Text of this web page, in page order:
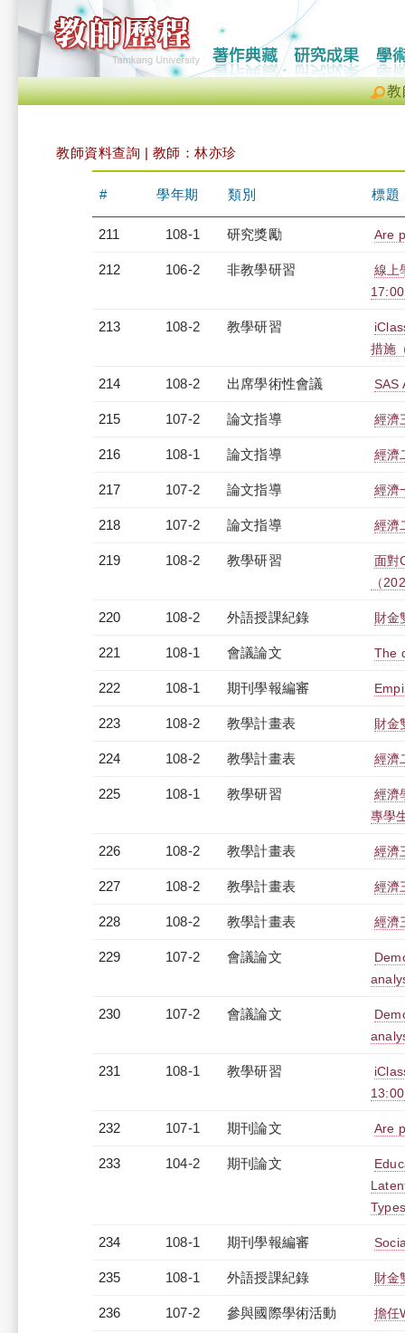
教
教師資料查詢 | 教師：林亦珍
# 學年期 類別 標題
211 108-1 研究獎勵 Are
212 106-2 非教學研習
線上
213 108-2 教學研習
措施
214 108-2 出席學術性會議 SAS
215 107-2 論文指導 經濟
216 108-1 論文指導 經濟
217 107-2 論文指導 經濟
218 107-2 論文指導 經濟
219 108-2 教學研習
面對
（
220 108-2 外語授課紀錄 財金
221 108-1 會議論文 The
222 108-1 期刊學報編審
223 108-2 教學計畫表 財金
224 108-2 教學計畫表 經濟
225 108-1 教學研習
經濟
專學
226 108-2 教學計畫表 經濟
227 108-2 教學計畫表 經濟
228 108-2 教學計畫表 經濟
229 107-2 會議論文
230 107-2 會議論文
231 108-1 教學研習
232 107-1 期刊論文 Are
233 104-2 期刊論文
Types
234 108-1 期刊學報編審
235 108-1 外語授課紀錄 財金
236 107-2 參與國際學術活動 擔任